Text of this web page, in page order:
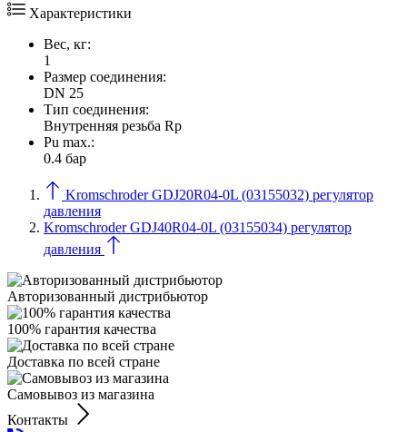
Характеристики
Вес, кг:
1
Размер соединения:
DN 25
Тип соединения:
Внутренняя резьба Rp
Pu max.:
0.4 бар
Kromschroder GDJ20R04-0L (03155032) регулятор
давления
Kromschroder GDJ40R04-0L (03155034) регулятор
давления
Авторизованный дистрибьютор
100% гарантия качества
Доставка по всей стране
Самовывоз из магазина
Контакты